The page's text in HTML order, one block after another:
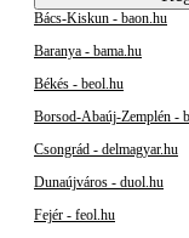
Bács-Kiskun - baon.hu
Baranya - bama.hu
Békés - beol.hu
Borsod-Abaúj-Zemplén -
Csongrád - delmagyar.hu
Dunaújváros - duol.hu
Fejér - feol.hu